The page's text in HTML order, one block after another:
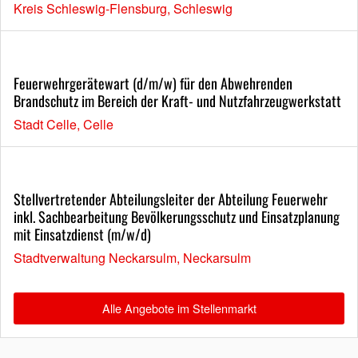
Kreis Schleswig-Flensburg, Schleswig
Feuerwehrgerätewart (d/m/w) für den Abwehrenden
Brandschutz im Bereich der Kraft- und Nutzfahrzeugwerkstatt
Stadt Celle, Celle
Stellvertretender Abteilungsleiter der Abteilung Feuerwehr
inkl. Sachbearbeitung Bevölkerungsschutz und Einsatzplanung
mit Einsatzdienst (m/w/d)
Stadtverwaltung Neckarsulm, Neckarsulm
Alle Angebote im Stellenmarkt